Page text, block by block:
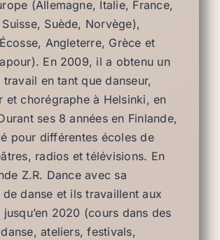
(Allemagne, Italie, France,
Suède, Norvège),
Angleterre, Grèce et
En 2009, il a obtenu un
en tant que danseur,
et chorégraphe à Helsinki, en
ses 8 années en Finlande,
pour différentes écoles de
radios et télévisions. En
Z.R. Dance avec sa
de danse et ils travaillent aux
jusqu’en 2020 (cours dans des
ateliers, festivals,